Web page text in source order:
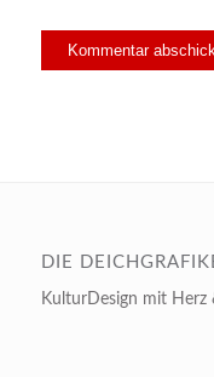
DIE
KulturDesign mit Herz